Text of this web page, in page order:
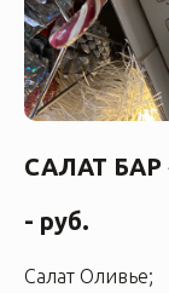
САЛАТ
- руб.
Салат Оливье;